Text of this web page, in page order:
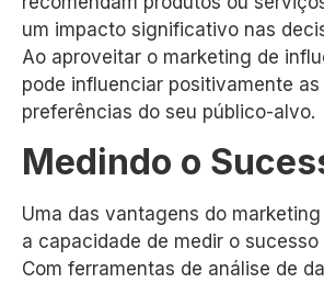
um impacto significativo nas
Ao aproveitar o marketing de
pode influenciar positivamente
preferências do seu público-alvo.
Medindo o
Uma das vantagens do
a capacidade de medir o
Com ferramentas de análise de